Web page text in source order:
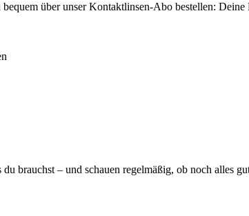
über unser Kontaktlinsen-Abo bestellen:
brauchst – und schauen regelmäßig, ob noch alles